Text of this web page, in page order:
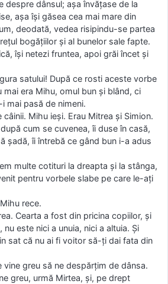
despre dânsul; așa învățase de la
așa își găsea cea mai mare din
deodată, vedea risipindu-se partea
bogățiilor și al bunelor sale fapte.
își netezi fruntea, apoi grăi încet și
satului! După ce rosti aceste vorbe
mai era Mihu, omul bun și blând, ci
mai pasă de nimeni.
Mihu ieși. Erau Mitrea și Simion.
cum se cuvenea, îi duse în casă,
șadă, îi întrebă ce gând bun i-a adus
multe cotituri la dreapta și la stânga,
pentru vorbele slabe pe care le-ați
rece.
Cearta a fost din pricina copiilor, și
este nici a unuia, nici a altuia. Și
sat că nu ai fi voitor să-ți dai fata din
greu să ne despărțim de dânsa.
greu, urmă Mirtea, și, pe drept